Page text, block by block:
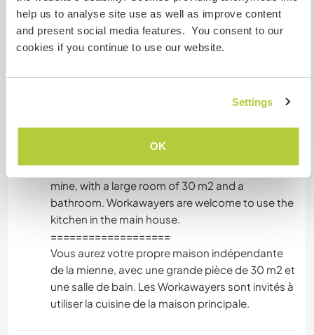
help us to analyse site use as well as improve content
and present social media features. You consent to our
cookies if you continue to use our website.
Settings
OK
tongue, I speak English and Spanish.
J'aime les bonnes conversations et partager des
Accommodation
You will have your own house independent of
mine, with a large room of 30 m2 and a
bathroom. Workawayers are welcome to use the
kitchen in the main house.
===================
Vous aurez votre propre maison indépendante
de la mienne, avec une grande pièce de 30 m2 et
une salle de bain. Les Workawayers sont invités à
utiliser la cuisine de la maison principale.